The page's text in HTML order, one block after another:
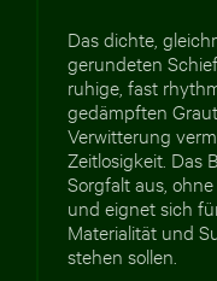
Das dichte,
gerundeten
ruhige, fast
gedämpften
Verwitterung
Zeitlosigkeit. Das
Sorgfalt aus,
und eignet sich
Materialität und
stehen sollen.